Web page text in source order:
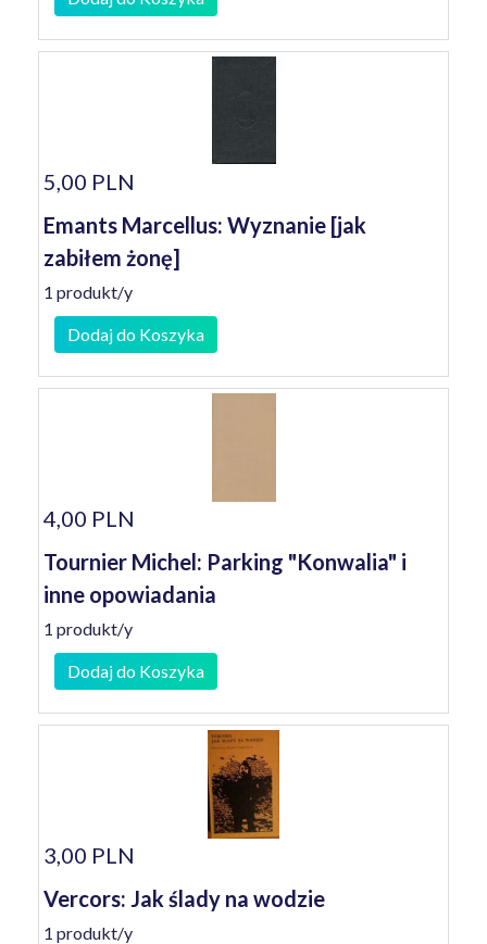
5,00 PLN
Emants Marcellus: Wyznanie [jak
zabiłem żonę]
1 produkt/y
Dodaj do Koszyka
4,00 PLN
Tournier Michel: Parking "Konwalia" i
inne opowiadania
1 produkt/y
Dodaj do Koszyka
3,00 PLN
Vercors: Jak ślady na wodzie
1 produkt/y